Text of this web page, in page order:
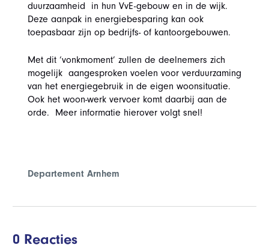
duurzaamheid in hun VvE-gebouw en in de wijk.
Deze aanpak in energiebesparing kan ook
toepasbaar zijn op bedrijfs- of kantoorgebouwen.
Met dit ‘vonkmoment’ zullen de deelnemers zich
mogelijk aangesproken voelen voor verduurzaming
van het energiegebruik in de eigen woonsituatie.
Ook het woon-werk vervoer komt daarbij aan de
orde. Meer informatie hierover volgt snel!
Departement Arnhem
0 Reacties